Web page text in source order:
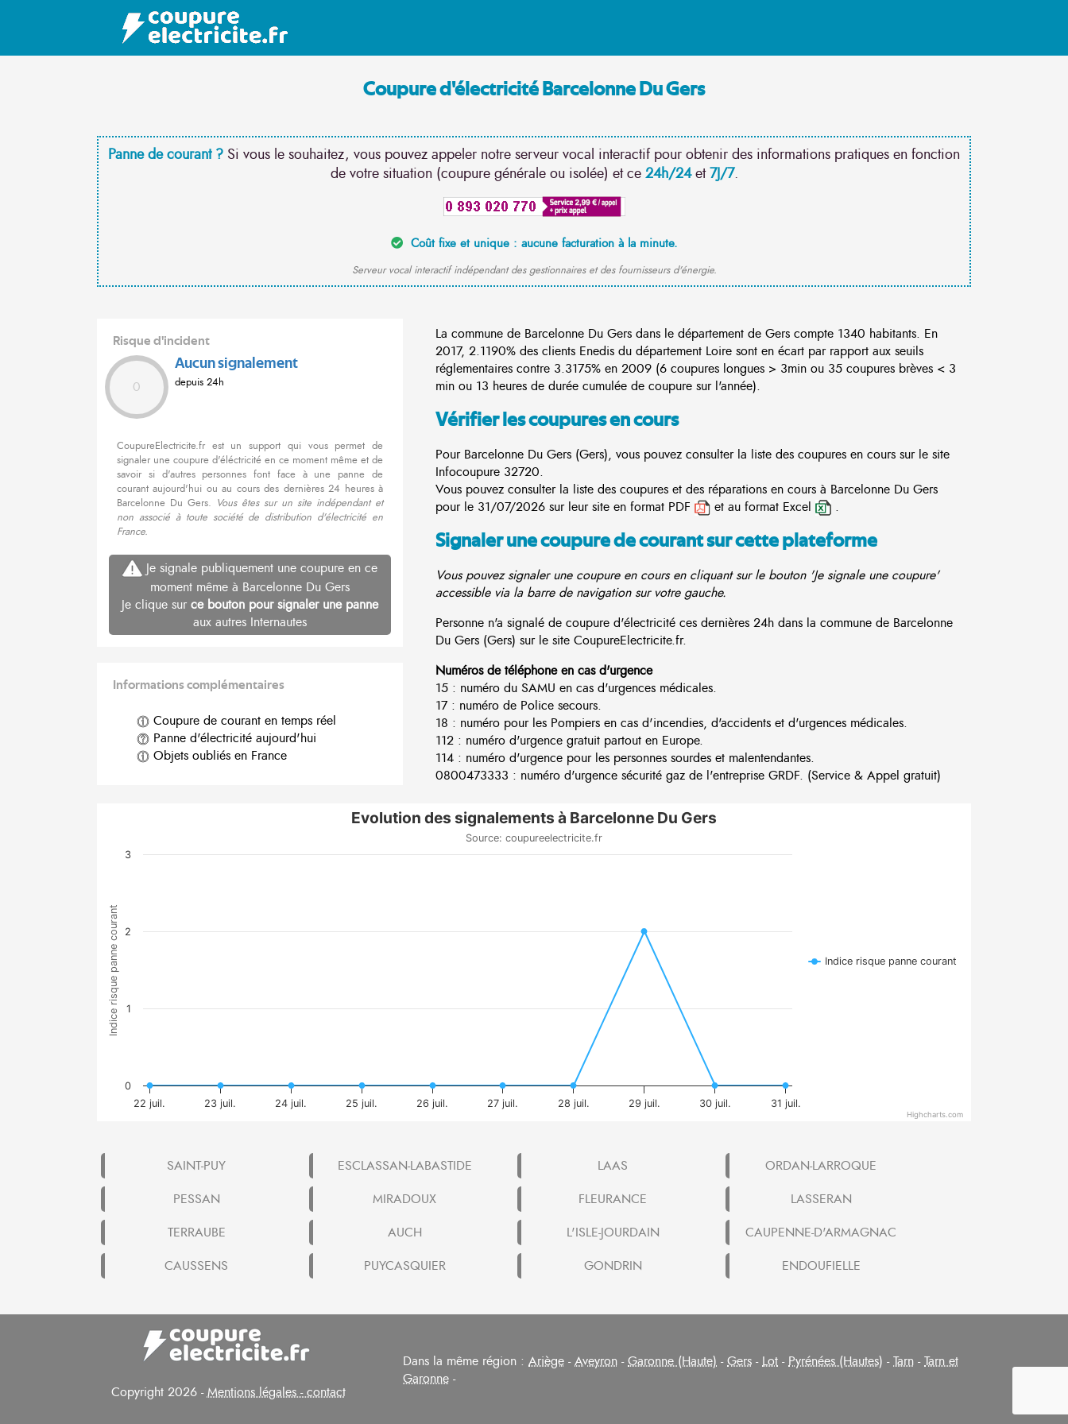
Coupure d'électricité Barcelonne Du Gers
Panne de courant ? Si vous le souhaitez, vous pouvez appeler notre serveur vocal interactif pour obtenir des informations pratiques en fonction
de votre situation (coupure générale ou isolée) et ce 24h/24et7J/7.
Coût fixe et unique : aucune facturation à la minute.
Serveur vocal interactif indépendant des gestionnaires et des fournisseurs d'énergie.
Risque d'incident
0
Aucun signalement
depuis 24h
CoupureElectricite.fr est un support qui vous permet de
signaler une coupure d'éléctricité en ce moment même et de
savoir si d'autres personnes font face à une panne de
courant aujourd'hui ou au cours des dernières 24 heures à
Barcelonne Du Gers. Vous êtes sur un site indépendant et
non associé à toute société de distribution d'électricité en
France.
Je signale publiquement une coupure en ce
moment même à Barcelonne Du Gers
Je clique sur ce bouton pour signaler une panne
aux autres Internautes
Informations complémentaires
Coupure de courant en temps réel
Panne d'électricité aujourd'hui
Objets oubliés en France
La commune de Barcelonne Du Gers dans le département de Gers compte 1340 habitants. En
2017, 2.1190% des clients Enedis du département Loire sont en écart par rapport aux seuils
réglementaires contre 3.3175% en 2009 (6 coupures longues > 3min ou 35 coupures brèves < 3
min ou 13 heures de durée cumulée de coupure sur l'année).
Vérifier les coupures en cours
Pour Barcelonne Du Gers (Gers), vous pouvez consulter la liste des coupures en cours sur le site
Infocoupure 32720.
Vous pouvez consulter la liste des coupures et des réparations en cours à Barcelonne Du Gers
pour le 31/07/2026 sur leur site en format PDF
et au format Excel .
Signaler une coupure de courant sur cette plateforme
Vous pouvez signaler une coupure en cours en cliquant sur le bouton 'Je signale une coupure'
accessible via la barre de navigation sur votre gauche.
Personne n'a signalé de coupure d'électricité ces dernières 24h dans la commune de Barcelonne
Du Gers (Gers) sur le site CoupureElectricite.fr.
Numéros de téléphone en cas d'urgence
15 : numéro du SAMU en cas d'urgences médicales.
17 : numéro de Police secours.
18 : numéro pour les Pompiers en cas d'incendies, d'accidents et d'urgences médicales.
112 : numéro d'urgence gratuit partout en Europe.
114 : numéro d'urgence pour les personnes sourdes et malentendantes.
0800473333 : numéro d'urgence sécurité gaz de l'entreprise GRDF. (Service & Appel gratuit)
Indice risque panne courant
Evolution des signalements à Barcelonne Du Gers
Source: coupureelectricite.fr
Indice risque panne courant
22 juil. 23 juil. 24 juil. 25 juil. 26 juil. 27 juil. 28 juil. 29 juil. 30 juil. 31 juil.
0
1
2
3
Highcharts.com
SAINT-PUY ESCLASSAN-LABASTIDE LAAS
ORDAN-LARROQUE
PESSAN
MIRADOUX FLEURANCE
LASSERAN
TERRAUBE
AUCH L'ISLE-JOURDAIN
CAUPENNE-D'ARMAGNAC
CAUSSENS
PUYCASQUIER GONDRIN ENDOUFIELLE
Copyright 2026 -Mentions légales - contact
Dans la même région : Ariège -Aveyron -Garonne (Haute) -Gers -Lot -Pyrénées (Hautes) -Tarn -Tarn et
Garonne -